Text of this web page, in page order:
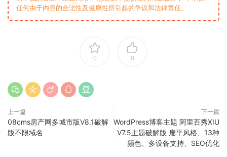
任何由于内容的合法性及健康性所引起的争议和法律责任。
0 0
上一篇
08cms房产网多城市版V8.1破解
版不限域名
下一篇
WordPress博客主题 阿里百秀XIU
V7.5主题破解版 扁平风格、13种
颜色、多设备支持、SEO优化